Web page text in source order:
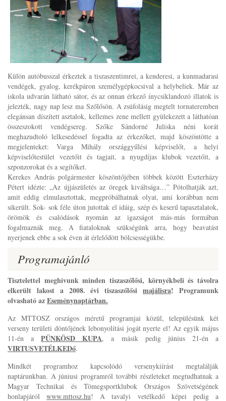
Külön autóbusszal érkeztek a tiszaszentimrei, a kenderesi, a kunmadarasi
vendégek, gyalog, kerékpáron személygépkocsival a helybeliek. Már az
iskola udvarán látható sátor, és az onnan érkező ínycsiklandozó illatok is
jelezték, nagy nap lesz ma Szőlősön. A zsúfolásig megtelt tornateremben
elegánsan díszített asztalok, kellemes zene mellett gyülekezett a láthatóan
összeszokott vendégsereg. Szőke Sándorné Juliska néni korát
meghazudtoló lelkesedéssel fogadta az érkezőket, majd köszöntötte a
megjelenteket: Varga Mihály országgyűlési képviselőt, a helyi
képviselőtestület vezetőit és tagjait, a nyugdíjas klubok vezetőit, a
szponzorokat és a segítőket.
Kerekes András polgármester köszöntőjében többek között Eszterházy
Pétert idézte: „Az újjászületés az öregek kiváltsága…” Pótolhatják azt,
amit eddig elmulasztottak, megpróbálhatnak olyat, ami korábban nem
sikerült. Sok- sok féle úton jutottak el idáig, szép és keserű tapasztalatok,
örömök és csalódások nyomán az igazságot más-más formában
fogalmaznák meg. A fiataloknak szükségünk arra, hogy beavatást
nyerjenek ebbe a sok éven át érlelődött bölcsességükbe.
Programajánló
Tisztelettel meghívunk minden tiszaszőlősi, környékbeli és távolra
elkerült lakost a 2008. évi tiszaszőlősimajálisra! Programunk
olvasható azEseménynaptárban.
Az MTTOSZ országos méretű programjai közül, településünk két
verseny területi döntőjének lebonyolítási jogát nyerte el! Az egyik május
11-én aPÜNKÖSD KUPA, a másik pedig június 21-én a
VIRTUSVETÉLKEDő.
Mindkét programhoz kapcsolódó versenykiírást megtalálják
naptárunkban. A júniusi programról további részleteket megtudhatnak a
Magyar Technikai és Tömegsportklubok Országos Szövetségének
honlapjárólwww.mttosz.hu! A tavalyi vetélkedő képei pedig a